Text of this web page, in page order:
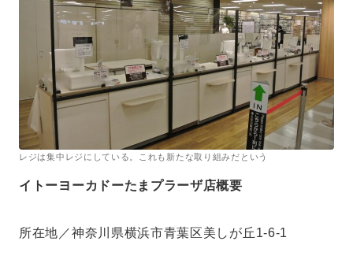
レジは集中レジにしている。これも新たな取り組みだという
イトーヨーカドーたまプラーザ店概要
所在地／神奈川県横浜市青葉区美しが丘1-6-1